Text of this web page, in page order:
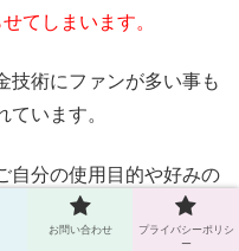
てしまいます。
技術にファンが多い事も
います。
自分の使用目的や好みの
う。
お問い合わせ
プライバシーポリシ
ー